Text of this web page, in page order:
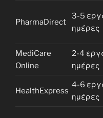
PharmaDirect
3-5
ημέρες
MediCare
Online
2-4
ημέρες
HealthExpress
4-6
ημέρες